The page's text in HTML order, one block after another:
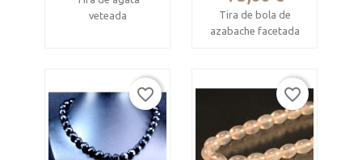
naturales.
veteada
Longitud 41 cm.
Cuentas esféricas
de 13.3 mm.
Espectacular veteado.
Tira de bola de
azabache facetada
Diametro de la bola :
Longitud 39 cm
favorite_border favorite_border